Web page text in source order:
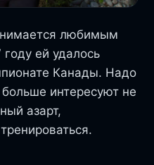
любимым
ей удалось
Канады. Надо
интересуют не
азарт,